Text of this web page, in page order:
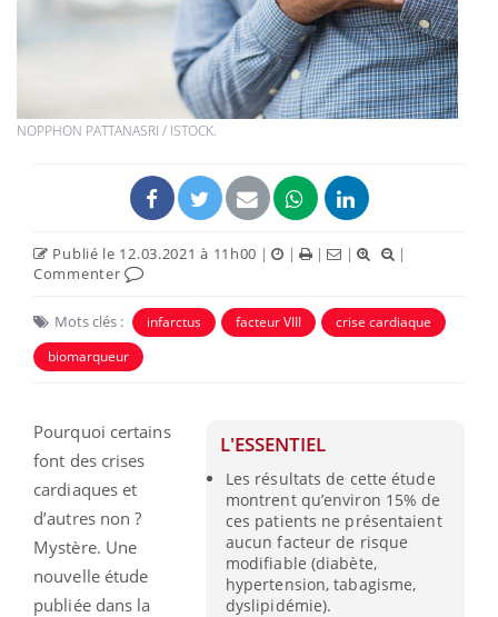
NOPPHON PATTANASRI / ISTOCK.
Publié le 12.03.2021 à 11h00 | | | |
|
Commenter
Mots clés : infarctus facteur VIII
crise cardiaque
biomarqueur
L'ESSENTIEL
Les résultats de cette étude
montrent qu’environ 15% de
ces patients ne présentaient
aucun facteur de risque
modifiable (diabète,
hypertension, tabagisme,
dyslipidémie).
Pourquoi certains
font des crises
cardiaques et
d’autres non ?
Mystère. Une
nouvelle étude
publiée dans la